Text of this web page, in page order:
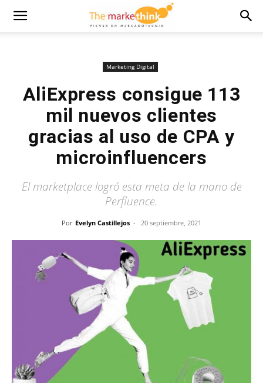
Marketing Digital
AliExpress consigue 113
mil nuevos clientes
gracias al uso de CPA y
microinfluencers
El marketplace logró esta meta de la mano de
Perfluence.
Por Evelyn Castillejos - 20 septiembre, 2021